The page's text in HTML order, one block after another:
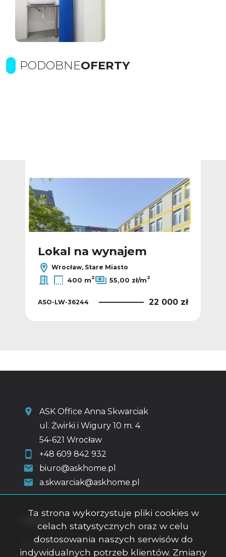
PODOBNEOFERTY
Lokal na wynajem
Wrocław, Stare Miasto
400 m2 55,00 zł/m2
ASO-LW-36244 22 000 zł
ASK Office Anna Skwarciak
ul. Żwirki i Wigury 10 m. 4
54-621 Wrocław
+48 609 842 932
biuro@askhome.pl
a.skwarciak@askhome.pl
Strona główna
Ta strona wykorzystuje pliki cookies w
celach statystycznych oraz w celu
dostosowania naszych serwisów do
indywidualnych potrzeb klientów. Zmiany